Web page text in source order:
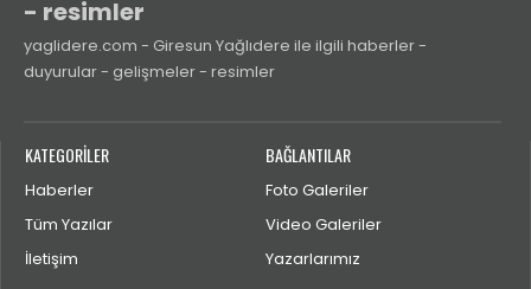
- resimler
yaglidere.com - Giresun Yağlıdere ile ilgili haberler -
duyurular - gelişmeler - resimler
KATEGORİLER
Haberler
Tüm Yazılar
İletişim
BAĞLANTILAR
Foto Galeriler
Video Galeriler
Yazarlarımız